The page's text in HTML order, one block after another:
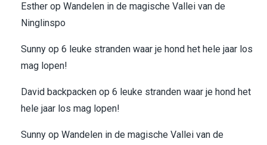
Esther op Wandelen in de magische Vallei van de
Ninglinspo
Sunny op 6 leuke stranden waar je hond het hele jaar los
mag lopen!
David backpacken op 6 leuke stranden waar je hond het
hele jaar los mag lopen!
Sunny op Wandelen in de magische Vallei van de